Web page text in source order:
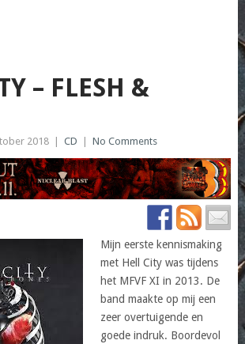
– FLESH &
2018 CD No Comments
Mijn eerste kennismaking
met Hell City was tijdens
het MFVF XI in 2013. De
band maakte op mij een
zeer overtuigende en
goede indruk. Boordevol